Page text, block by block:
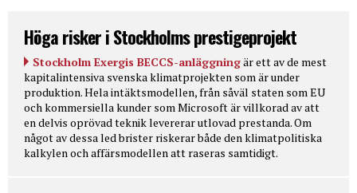
Höga risker i Stockholms prestigeprojekt
Stockholm Exergis BECCS-anläggningär ett av de mest
kapitalintensiva svenska klimatprojekten som är under
produktion. Hela intäktsmodellen, från såväl staten som EU
och kommersiella kunder som Microsoft är villkorad av att
en delvis oprövad teknik levererar utlovad prestanda. Om
något av dessa led brister riskerar både den klimatpolitiska
kalkylen och affärsmodellen att raseras samtidigt.